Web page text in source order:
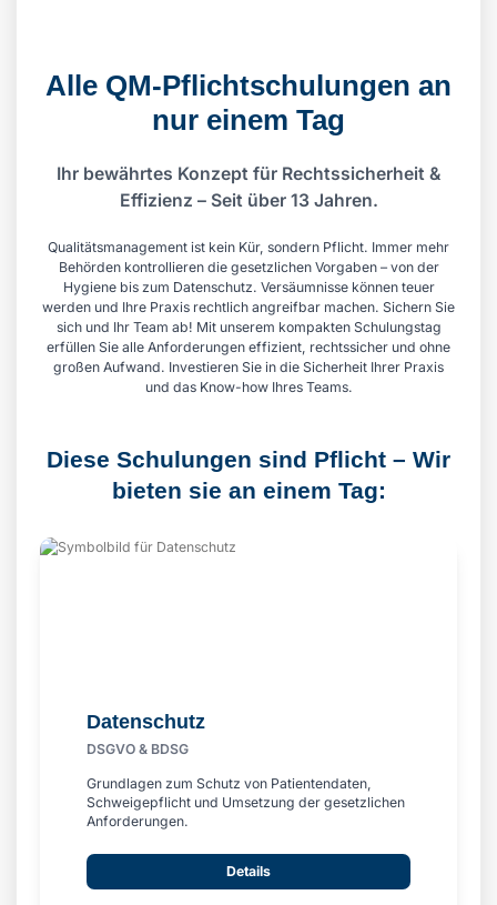
Alle QM-Pflichtschulungen an
nur einem Tag
Ihr bewährtes Konzept für Rechtssicherheit &
Effizienz – Seit über 13 Jahren.
Qualitätsmanagement ist kein Kür, sondern Pflicht. Immer mehr
Behörden kontrollieren die gesetzlichen Vorgaben – von der
Hygiene bis zum Datenschutz. Versäumnisse können teuer
werden und Ihre Praxis rechtlich angreifbar machen. Sichern Sie
sich und Ihr Team ab! Mit unserem kompakten Schulungstag
erfüllen Sie alle Anforderungen effizient, rechtssicher und ohne
großen Aufwand. Investieren Sie in die Sicherheit Ihrer Praxis
und das Know-how Ihres Teams.
Diese Schulungen sind Pflicht – Wir
bieten sie an einem Tag:
Datenschutz
DSGVO & BDSG
Grundlagen zum Schutz von Patientendaten,
Schweigepflicht und Umsetzung der gesetzlichen
Anforderungen.
Details